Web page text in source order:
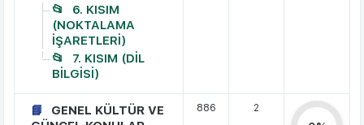
6. KISIM
(NOKTALAMA
İŞARETLERİ)
7. KISIM (DİL
BİLGİSİ)
GENEL KÜLTÜR VE
886 2